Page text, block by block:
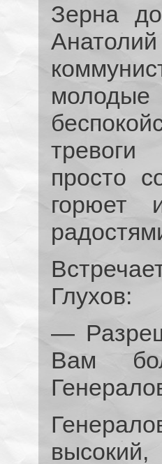
Зерна
просто
горюет
Глухов:
—
Вам
высокий,